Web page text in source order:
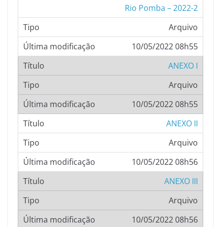
Rio Pomba – 2022-2
Arquivo
10/05/2022 08h55
ANEXO I
Arquivo
10/05/2022 08h55
ANEXO II
Arquivo
10/05/2022 08h56
ANEXO III
Arquivo
10/05/2022 08h56